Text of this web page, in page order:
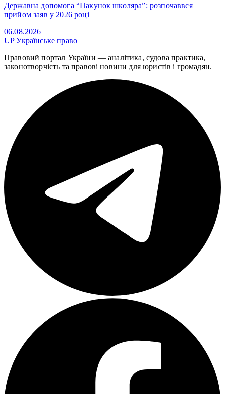
Державна допомога “Пакунок школяра”: розпочаввся
прийом заяв у 2026 році
06.08.2026
UPУкраїнське право
Правовий портал України — аналітика, судова практика,
законотворчість та правові новини для юристів і громадян.